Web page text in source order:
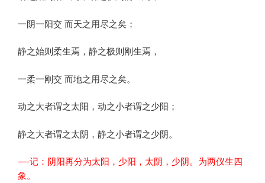
一阴一阳交 而天之用尽之矣；
静之始则柔生焉，静之极则刚生焉，
一柔一刚交 而地之用尽之矣。
动之大者谓之太阳，动之小者谓之少阳；
静之大者谓之太阴，静之小者谓之少阴。
—-记：阴阳再分为太阳，少阳，太阴，少阴。为两仪生四
象。